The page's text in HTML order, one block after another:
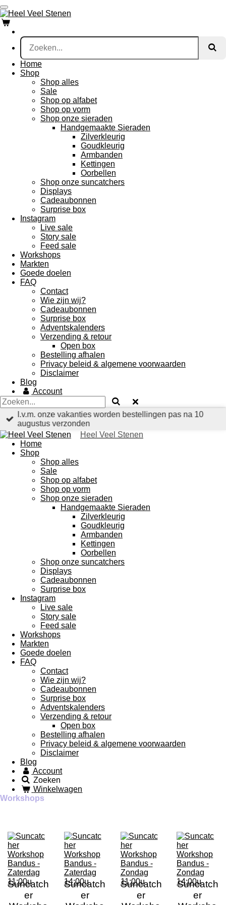
Ga
direct
naar
de
hoofdinhoud
Home
Shop
Shop alles
Sale
Shop op alfabet
Shop op vorm
Shop onze sieraden
Handgemaakte Sieraden
Zilverkleurig
Goudkleurig
Armbanden
Kettingen
Oorbellen
Shop onze suncatchers
Displays
Cadeaubonnen
Surprise box
Instagram
Live sale
Story sale
Feed sale
Workshops
Markten
Goede doelen
FAQ
Contact
Wie zijn wij?
Cadeaubonnen
Surprise box
Adventskalenders
Verzending & retour
Open box
Bestelling afhalen
Privacy beleid & algemene voorwaarden
Disclaimer
Blog
Account
I.v.m. onze vakanties worden bestellingen pas na 10
augustus verzonden
Heel Veel Stenen
Home
Shop
Shop alles
Sale
Shop op alfabet
Shop op vorm
Shop onze sieraden
Handgemaakte Sieraden
Zilverkleurig
Goudkleurig
Armbanden
Kettingen
Oorbellen
Shop onze suncatchers
Displays
Cadeaubonnen
Surprise box
Instagram
Live sale
Story sale
Feed sale
Workshops
Markten
Goede doelen
FAQ
Contact
Wie zijn wij?
Cadeaubonnen
Surprise box
Adventskalenders
Verzending & retour
Open box
Bestelling afhalen
Privacy beleid & algemene voorwaarden
Disclaimer
Blog
Account
Zoeken
Winkelwagen
Workshops
Suncatch
er
Suncatch
er
Suncatch
er
Suncatch
er